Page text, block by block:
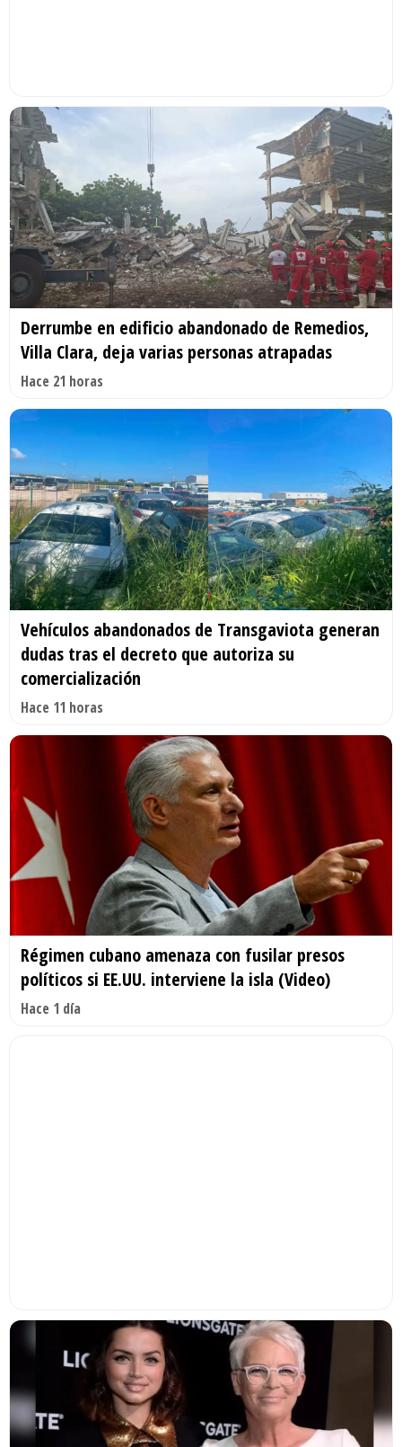
Derrumbe en edificio abandonado de Remedios,
Villa Clara, deja varias personas atrapadas
Hace 21 horas
Vehículos abandonados de Transgaviota generan
dudas tras el decreto que autoriza su
comercialización
Hace 11 horas
Régimen cubano amenaza con fusilar presos
políticos si EE.UU. interviene la isla (Video)
Hace 1 día